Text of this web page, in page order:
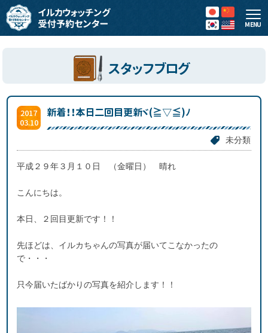
MENU
スタッフブログ
2017
03.10
新着！！本日二回目更新ヾ(≧▽≦)ﾉ
未分類
平成２９年３月１０日 （金曜日） 晴れ
こんにちは。
本日、２回目更新です！！
先ほどは、イルカちゃんの写真が届いてこなかったの
で・・・
只今届いたばかりの写真を紹介します！！